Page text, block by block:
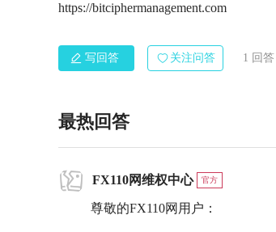
https://bitciphermanagement.com
写回答 关注问答 1 回答
最热回答
FX110网维权中心 官方
尊敬的FX110网用户：